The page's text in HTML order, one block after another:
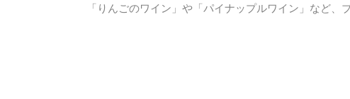
「りんごのワイン」や「パイナップルワイン」など